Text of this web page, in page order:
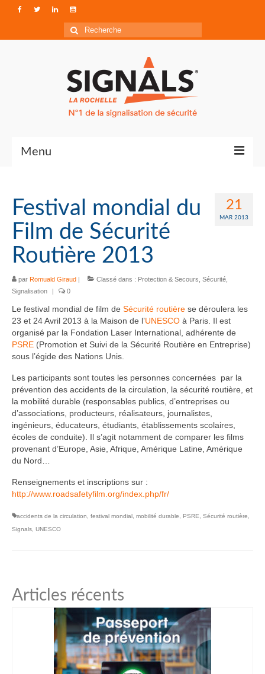
Rechercher
:
Menu
Qui sommes-nous ?
Accéder à Signals
21
MAR 2013
Festival mondial du
Film de Sécurité
Routière 2013
par Romuald Giraud | Classé dans : Protection & Secours Sécurité
Signalisation
| 0
Le festival mondial de film de Sécurité routière se déroulera les
23 et 24 Avril 2013 à la Maison de l’UNESCO à Paris. Il est
organisé par la Fondation Laser International, adhérente de
PSRE (Promotion et Suivi de la Sécurité Routière en Entreprise)
sous l’égide des Nations Unis.
Les participants sont toutes les personnes concernées par la
prévention des accidents de la circulation, la sécurité routière, et
la mobilité durable (responsables publics, d’entreprises ou
d’associations, producteurs, réalisateurs, journalistes,
ingénieurs, éducateurs, étudiants, établissements scolaires,
écoles de conduite). Il s’agit notamment de comparer les films
provenant d’Europe, Asie, Afrique, Amérique Latine, Amérique
du Nord…
Renseignements et inscriptions sur :
http://www.roadsafetyfilm.org/index.php/fr/
accidents de la circulation festival mondial mobilité durable PSRE Sécurité routière
Signals UNESCO
Articles récents